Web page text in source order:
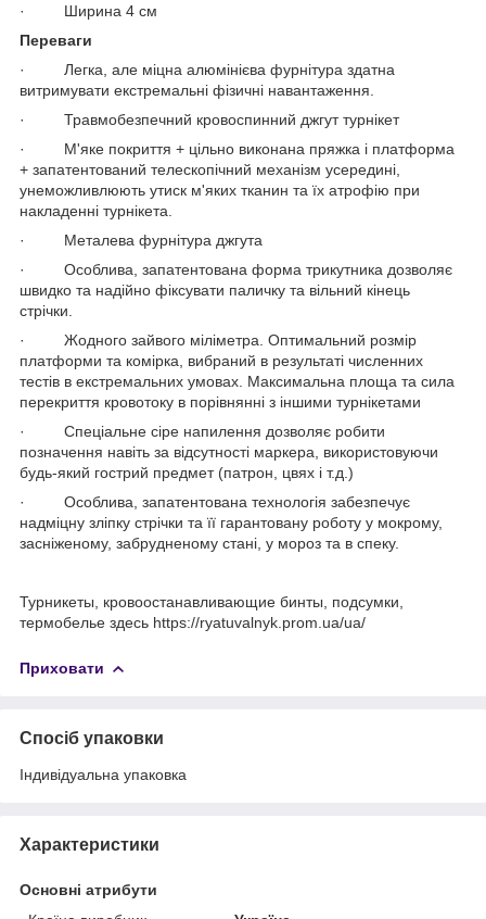
· Ширина 4 см
Переваги
· Легка, але міцна алюмінієва фурнітура здатна
витримувати екстремальні фізичні навантаження.
· Травмобезпечний кровоспинний джгут турнікет
· М'яке покриття + цільно виконана пряжка і платформа
+ запатентований телескопічний механізм усередині,
унеможливлюють утиск м'яких тканин та їх атрофію при
накладенні турнікета.
· Металева фурнітура джгута
· Особлива, запатентована форма трикутника дозволяє
швидко та надійно фіксувати паличку та вільний кінець
стрічки.
· Жодного зайвого міліметра. Оптимальний розмір
платформи та комірка, вибраний в результаті численних
тестів в екстремальних умовах. Максимальна площа та сила
перекриття кровотоку в порівнянні з іншими турнікетами
· Спеціальне сіре напилення дозволяє робити
позначення навіть за відсутності маркера, використовуючи
будь-який гострий предмет (патрон, цвях і т.д.)
· Особлива, запатентована технологія забезпечує
надміцну зліпку стрічки та її гарантовану роботу у мокрому,
засніженому, забрудненому стані, у мороз та в спеку.
Турникеты, кровоостанавливающие бинты, подсумки,
термобелье здесь https://ryatuvalnyk.prom.ua/ua/
Приховати
Спосіб упаковки
Індивідуальна упаковка
Характеристики
Основні атрибути